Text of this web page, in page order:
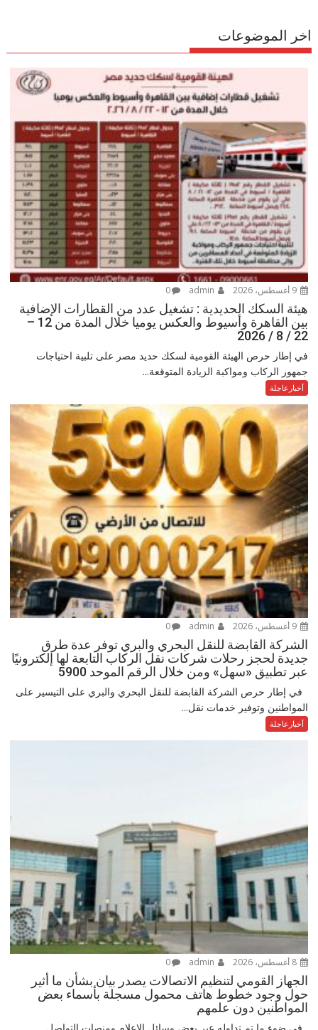
اخر الموضوعات
9 أغسطس، 2026 0
هيئة السكك الحديدية : تشغيل عدد من القطارات الإضافية
بين القاهرة وأسيوط والعكس يوميا خلال المدة من 12 –
22 / 8 / 2026
في إطار حرص الهيئة القومية لسكك حديد مصر على تلبية احتياجات
جمهور الركاب ومواكبة الزيادة المتوقعة...
أخبارعاجلة
9 أغسطس، 2026 0
الشركة القابضة للنقل البحري والبري توفر عدة طرق
جديدة لحجز رحلات شركات نقل الركاب التابعة لها إلكترونيًا
عبر تطبيق «سهل» ومن خلال الرقم الموحد 5900
في إطار حرص الشركة القابضة للنقل البحري والبري على التيسير على
المواطنين وتوفير خدمات نقل...
أخبارعاجلة
8 أغسطس، 2026 0
الجهاز القومي لتنظيم الاتصالات يصدر بيان بشأن ما أثير
حول وجود خطوط هاتف محمول مسجلة بأسماء بعض
المواطنين دون علمهم